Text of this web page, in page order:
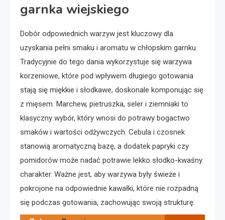
garnka wiejskiego
Dobór odpowiednich warzyw jest kluczowy dla
uzyskania pełni smaku i aromatu w chłopskim garnku.
Tradycyjnie do tego dania wykorzystuje się warzywa
korzeniowe, które pod wpływem długiego gotowania
stają się miękkie i słodkawe, doskonale komponując się
z mięsem. Marchew, pietruszka, seler i ziemniaki to
klasyczny wybór, który wnosi do potrawy bogactwo
smaków i wartości odżywczych. Cebula i czosnek
stanowią aromatyczną bazę, a dodatek papryki czy
pomidorów może nadać potrawie lekko słodko-kwaśny
charakter. Ważne jest, aby warzywa były świeże i
pokrojone na odpowiednie kawałki, które nie rozpadną
się podczas gotowania, zachowując swoją strukturę.